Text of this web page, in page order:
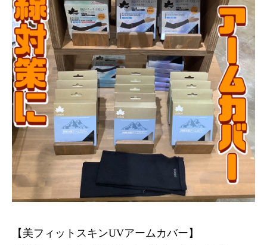
【美フィットスキンUVアームカバー】